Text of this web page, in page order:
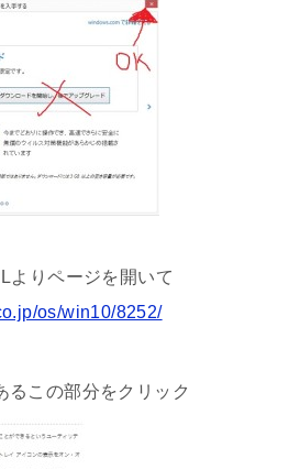
よりページを開いて
os/win10/8252/
るこの部分をクリック